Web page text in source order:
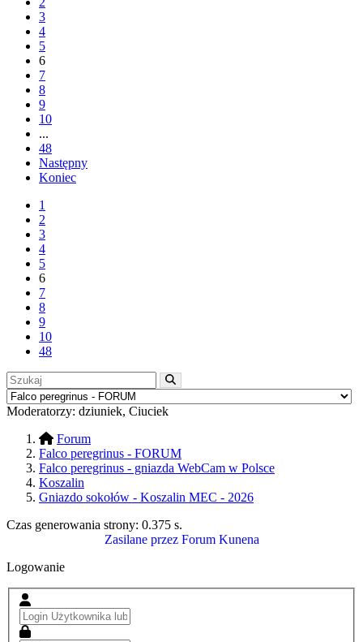
3
4
5
6
7
8
9
10
...
48
Następny
Koniec
1
2
3
4
5
6
7
8
9
10
48
Moderatorzy: dziuniek, Ciuciek
Forum
Falco peregrinus - FORUM
Falco peregrinus - gniazda WebCam w Polsce
Koszalin
Gniazdo sokołów - Koszalin MEC - 2026
Czas generowania strony: 0.375 s.
Zasilane przez Forum Kunena
Logowanie